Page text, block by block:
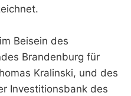
Beisein des
Brandenburg für
Kralinski, und des
Investitionsbank des